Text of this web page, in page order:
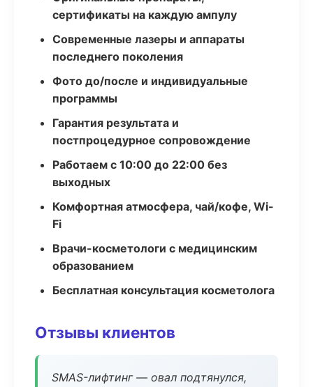
сертификаты на каждую ампулу
Современные лазеры и аппараты
последнего поколения
Фото до/после и индивидуальные
программы
Гарантия результата и
постпроцедурное сопровождение
Работаем с 10:00 до 22:00 без
выходных
Комфортная атмосфера, чай/кофе, Wi-
Fi
Врачи-косметологи с медицинским
образованием
Бесплатная консультация косметолога
Отзывы клиентов
SMAS-лифтинг — овал подтянулся,